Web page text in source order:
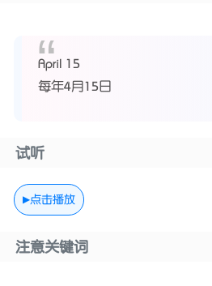
April 15
每年4月15日
试听
点击播放
注意关键词